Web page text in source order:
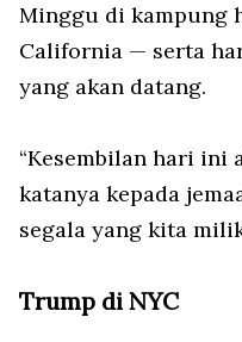
Minggu di kampung
California — serta
yang akan datang.
“Kesembilan hari ini
katanya kepada
segala yang kita
Trump di NYC